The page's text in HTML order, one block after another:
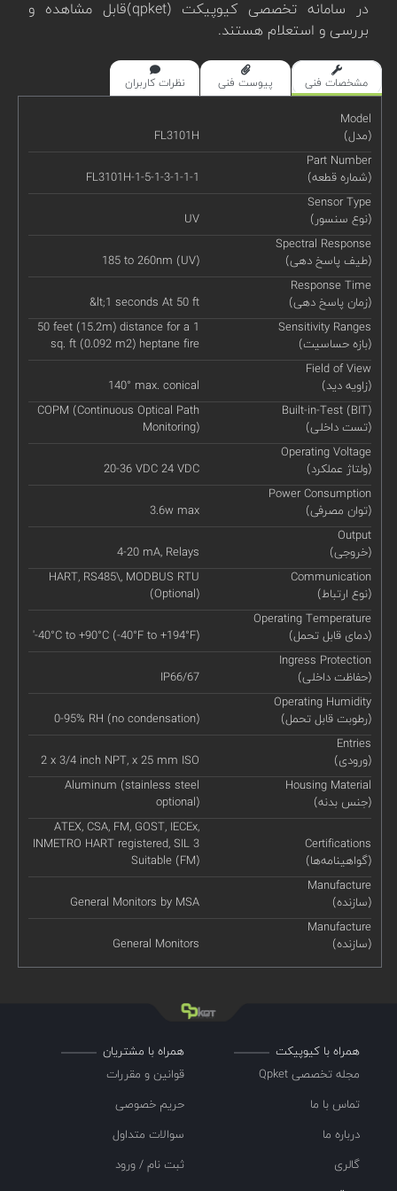
در سامانه تخصصی کیوپیکت (qpket)قابل مشاهده و
بررسی و استعلام هستند.
مشخصات فنی پیوست فنی نظرات کاربران
Model
(مدل)
FL3101H
Part Number
(شماره قطعه)
FL3101H-1-5-1-3-1-1-1
Sensor Type
(نوع سنسور)
UV
Spectral Response
(طیف پاسخ دهی)
185 to 260nm (UV)
Response Time
(زمان پاسخ دهی)
&lt;1 seconds At 50 ft
Sensitivity Ranges
(بازه حساسیت)
50 feet (15.2m) distance for a 1
sq. ft (0.092 m2) heptane fire
Field of View
(زاویه دید)
140° max. conical
Built-in-Test (BIT)
(تست داخلی)
COPM (Continuous Optical Path
Monitoring)
Operating Voltage
(ولتاژ عملکرد)
20-36 VDC 24 VDC
Power Consumption
(توان مصرفی)
3.6w max
Output
(خروجی)
4-20 mA, Relays
Communication
(نوع ارتباط)
HART, RS485\, MODBUS RTU
(Optional)
Operating Temperature
(دمای قابل تحمل)
'-40°C to +90°C (-40°F to +194°F)
Ingress Protection
(حفاظت داخلی)
IP66/67
Operating Humidity
(رطوبت قابل تحمل)
0-95% RH (no condensation)
Entries
(ورودی)
2 x 3/4 inch NPT, x 25 mm ISO
Housing Material
(جنس بدنه)
Aluminum (stainless steel
optional)
Certifications
(گواهینامه‌ها)
ATEX, CSA, FM, GOST, IECEx,
INMETRO HART registered, SIL 3
Suitable (FM)
Manufacture
(سازنده)
General Monitors by MSA
Manufacture
(سازنده)
General Monitors
همراه با کیوپیکت
مجله تخصصی Qpket
تماس با ما
درباره ما
گالری
همراه با مشتریان
قوانین و مقررات
حریم خصوصی
سوالات متداول
ثبت نام / ورود